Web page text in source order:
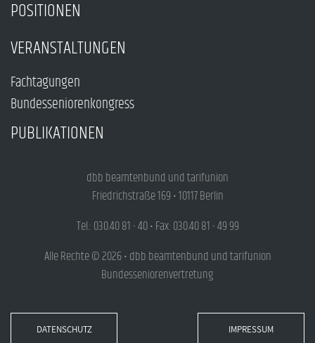
POSITIONEN
VERANSTALTUNGEN
Fachtagungen
Bundesseniorenkongress
PUBLIKATIONEN
dbb beamtenbund und tarifunion
Friedrichstraße 169 • 10117 Berlin
Tel.: 030.40 81 - 40 • Fax: 030.40 81 - 49 99
Alle Rechte © 2026 • dbb beamtenbund und tarifunion
Bundesseniorenvertretung
DATENSCHUTZ IMPRESSUM